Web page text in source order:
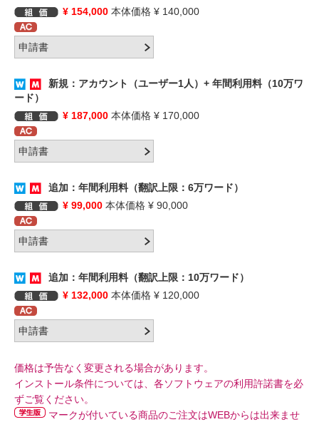
¥ 154,000 本体価格 ¥ 140,000
新規：アカウント（ユーザー1人）+ 年間利用料（10万ワ
ード）
¥ 187,000 本体価格 ¥ 170,000
追加：年間利用料（翻訳上限：6万ワード）
¥ 99,000 本体価格 ¥ 90,000
追加：年間利用料（翻訳上限：10万ワード）
¥ 132,000 本体価格 ¥ 120,000
価格は予告なく変更される場合があります。
インストール条件については、各ソフトウェアの利用許諾書を必
ずご覧ください。
マークが付いている商品のご注文はWEBからは出来ませ